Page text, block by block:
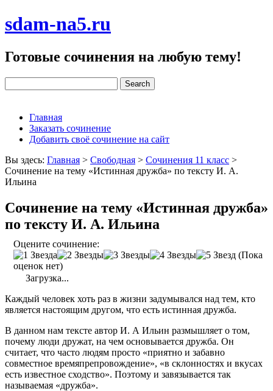
sdam-na5.ru
Готовые сочинения на любую тему!
Главная
Заказать сочинение
Добавить своё сочинение на сайт
Вы здесь: Главная > Свободная > Сочинения 11 класс >
Сочинение на тему «Истинная дружба» по тексту И. А.
Ильина
Сочинение на тему «Истинная дружба»
по тексту И. А. Ильина
Оцените сочинение:
(Пока
оценок нет)
Загрузка...
Каждый человек хоть раз в жизни задумывался над тем, кто
является настоящим другом, что есть истинная дружба.
В данном нам тексте автор И. А Ильин размышляет о том,
почему люди дружат, на чем основывается дружба. Он
считает, что часто людям просто «приятно и забавно
совместное времяпрепровождение», «в склонностях и вкусах
есть известное сходство». Поэтому и завязывается так
называемая «дружба».